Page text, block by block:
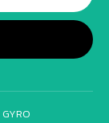
GYRO